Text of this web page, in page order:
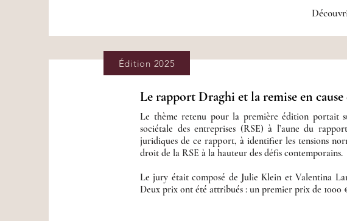
Édition 2025
Le rapport Draghi et la remise en
Le thème retenu pour la première édition portait
sociétale des entreprises (RSE) à l’aune du
juridiques de ce rapport, à identifier les tensions
droit de la RSE à la hauteur des défis contemporains.
Le jury était composé de Julie Klein et Valentina
Deux prix ont été attribués : un premier prix de 1000